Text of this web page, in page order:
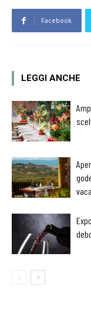
Facebook
LEGGI ANCHE